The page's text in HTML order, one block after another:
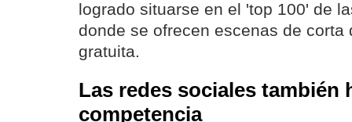
logrado situarse en el 'top 100' de
donde se ofrecen escenas de corta
gratuita.
Las redes sociales también
competencia